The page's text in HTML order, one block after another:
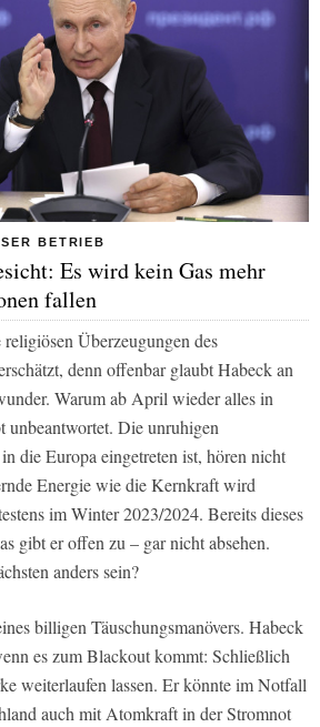
BETRIEB
Es wird kein Gas mehr
fallen
Überzeugungen des
denn offenbar glaubt Habeck an
Warum ab April wieder alles in
unbeantwortet. Die unruhigen
die Europa eingetreten ist, hören nicht
Energie wie die Kernkraft wird
im Winter 2023/2024. Bereits dieses
gibt er offen zu – gar nicht absehen.
anders sein?
billigen Täuschungsmanövers. Habeck
es zum Blackout kommt: Schließlich
weiterlaufen lassen. Er könnte im Notfall
auch mit Atomkraft in der Stromnot